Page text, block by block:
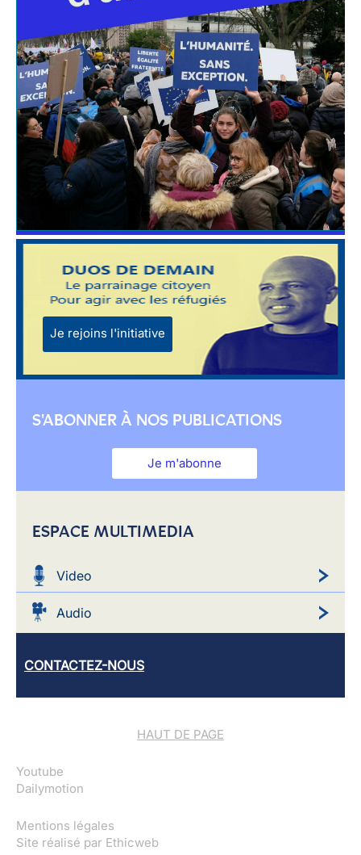
Je rejoins l'initiative
S'ABONNER À NOS PUBLICATIONS
Je m'abonne
ESPACE MULTIMEDIA
Video
Audio
CONTACTEZ-NOUS
HAUT DE PAGE
Youtube
Dailymotion
Mentions légales
Site réalisé par Ethicweb